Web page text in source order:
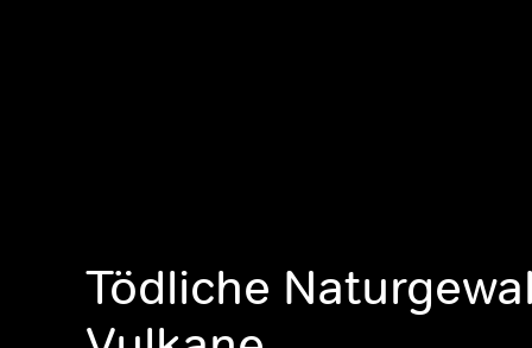
Tödliche